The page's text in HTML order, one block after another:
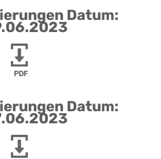
Datum:
PDF
Datum: